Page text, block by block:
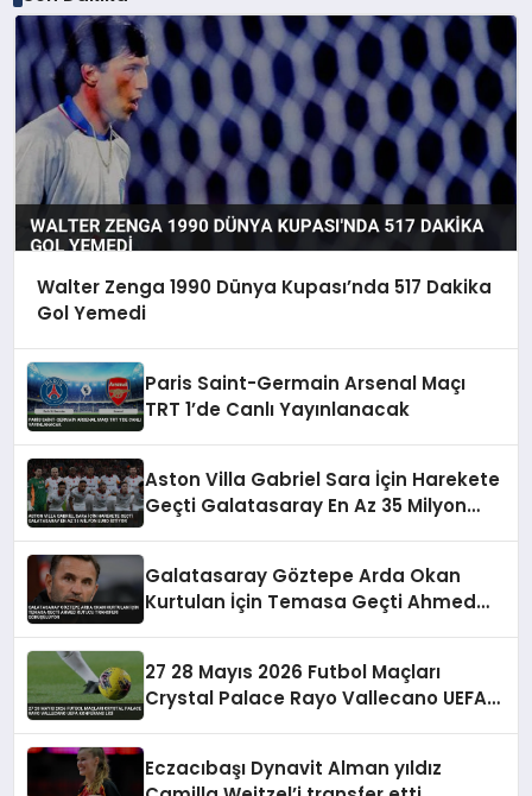
Walter Zenga 1990 Dünya Kupası’nda 517 Dakika
Gol Yemedi
Paris Saint-Germain Arsenal Maçı
TRT 1’de Canlı Yayınlanacak
Aston Villa Gabriel Sara İçin Harekete
Geçti Galatasaray En Az 35 Milyon
Galatasaray Göztepe Arda Okan
Kurtulan İçin Temasa Geçti Ahmed
27 28 Mayıs 2026 Futbol Maçları
Crystal Palace Rayo Vallecano UEFA
Eczacıbaşı Dynavit Alman yıldız